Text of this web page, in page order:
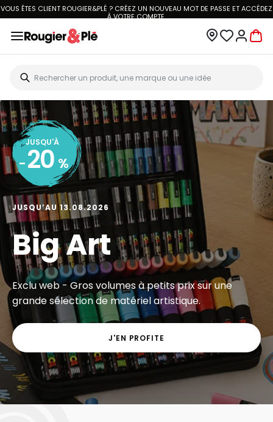
VOUS ÊTES CLIENT ROUGIER&PLÉ ? CRÉEZ UN NOUVEAU MOT DE PASSE ET ACCÉDEZ
ÀVOTRE COMPTE.
JUSQU'À
- 20 %
JUSQU’AU 13.08.2026
Big Art
Exclu web - Gros volumes à petits prix sur une
grande sélection de matériel artistique.
J'EN PROFITE